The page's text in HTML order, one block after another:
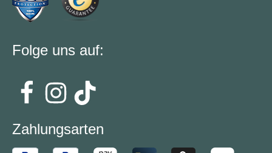
Folge uns auf:
Zahlungsarten